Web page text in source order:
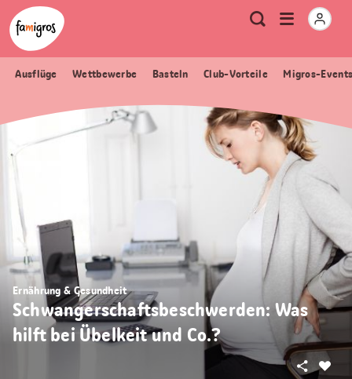
Sprungmarken
Navigation
Header
Logo
Meta
Navigation
Suche
Menu
öffnen
Ausflüge Wettbewerbe Basteln Club-Vorteile Migros-
Ernährung & Gesundheit
Schwangerschaftsbeschwerden: Was
hilft bei Übelkeit und Co.?
Teilen